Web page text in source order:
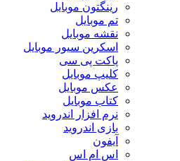
رینگتون موبایل
تم موبایل
نقشه موبایل
اسکرین سیور موبایل
پاکت پی سی
کلیپ موبایل
عکس موبایل
کتاب موبایل
نرم افزار اندروید
بازی اندروید
آیفون
اس ام اس